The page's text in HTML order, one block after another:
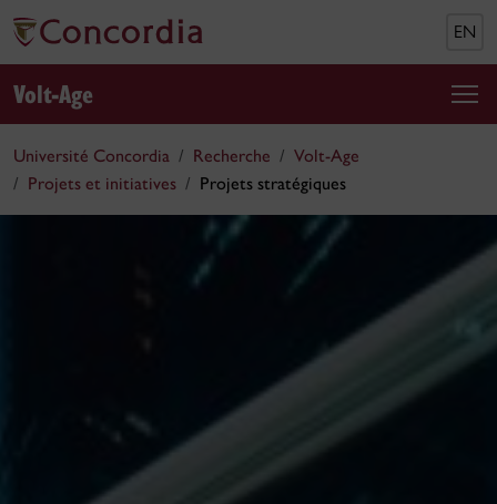
EN
Volt-Age
Université Concordia Recherche
Volt-Age
Projets et initiatives
Projets stratégiques